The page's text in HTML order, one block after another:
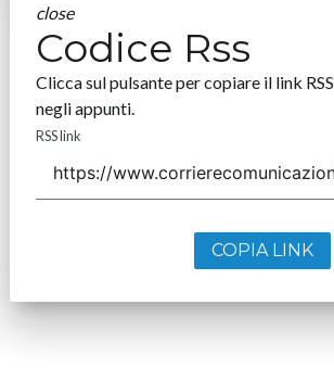
close
Codice Rss
Clicca sul pulsante per copiare il link RSS
negli appunti.
RSS link
COPIA LINK